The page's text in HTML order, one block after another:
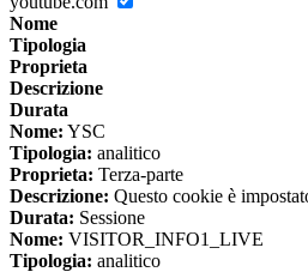
Nome
Tipologia
Proprieta
Descrizione
Durata
Nome: YSC
Tipologia: analitico
Proprieta: Terza-parte
Descrizione: Questo cookie è
Durata: Sessione
Nome: VISITOR_INFO1_LIVE
Tipologia: analitico